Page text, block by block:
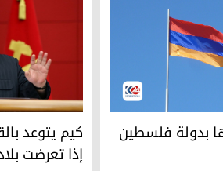
بدولة فلسطين
بدولة فلسطين كيم يتوعد
كيم يتوعد
إذا تعرضت